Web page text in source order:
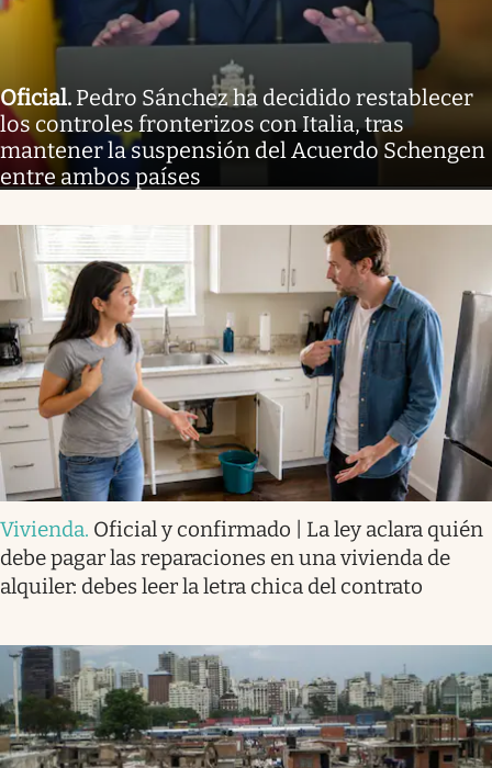
Oficial. Pedro Sánchez ha decidido restablecer
los controles fronterizos con Italia, tras
mantener la suspensión del Acuerdo Schengen
entre ambos países
Vivienda. Oficial y confirmado | La ley aclara quién
debe pagar las reparaciones en una vivienda de
alquiler: debes leer la letra chica del contrato